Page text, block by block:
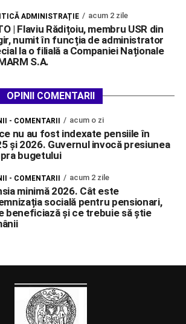
ADMINISTRAȚIE acum 2 zile
| Flaviu Rădițoiu, membru USR din
numit în funcția de administrator
la o filială a Companiei Naționale
S.A.
OPINII COMENTARII
- COMENTARII acum o zi
nu au fost indexate pensiile în
și 2026. Guvernul invocă presiunea
bugetului
- COMENTARII acum 2 zile
minimă 2026. Cât este
socială pentru pensionari,
beneficiază și ce trebuie să știe